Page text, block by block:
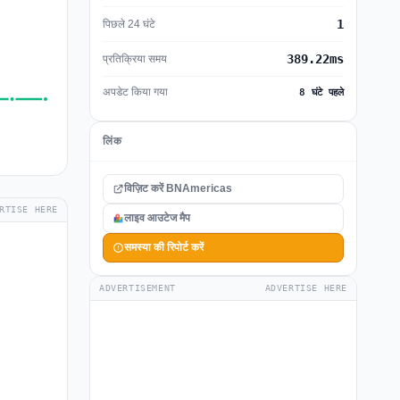
HERE
पिछले 24 घंटे 1
प्रतिक्रिया समय 389.22ms
अपडेट किया गया 8 घंटे पहले
लिंक
विज़िट करें BNAmericas
लाइव आउटेज मैप
समस्या की रिपोर्ट करें
ADVERTISEMENT ADVERTISE HERE